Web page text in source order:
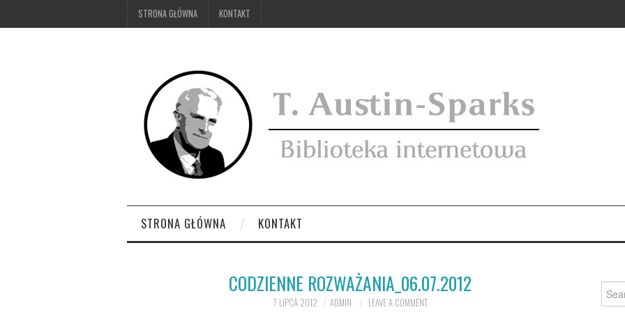
STRONA GŁÓWNA KONTAKT
STRONA GŁÓWNA KONTAKT
CODZIENNE ROZWAŻANIA_06.07.2012
7 LIPCA 2012 ADMIN LEAVE A COMMENT
for: